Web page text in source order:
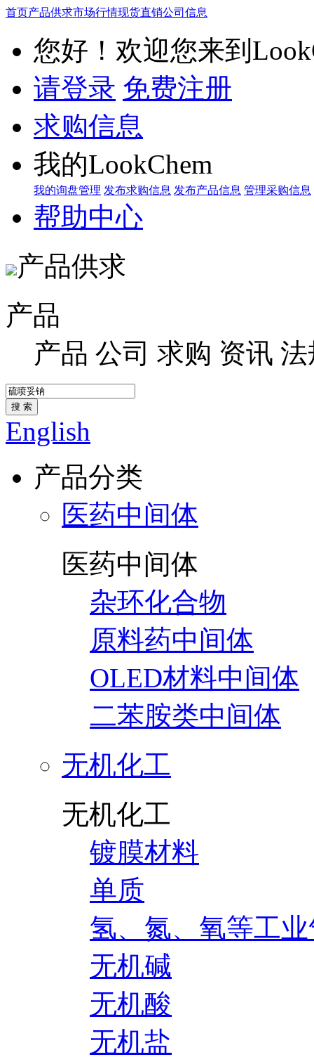
首页产品供求市场行情现货直销公司信息
您好！欢迎您来到
请登录 免费注册
求购信息
我的LookChem
我的询盘管理 发布求购信息 发布产品信息 管理采购信息
帮助中心
产品供求
产品
产品 公司 求购 资讯 法
搜 索
English
产品分类
医药中间体
医药中间体
杂环化合物
原料药中间体
OLED材料中间体
二苯胺类中间体
无机化工
无机化工
镀膜材料
单质
氢、氮、氧等工
无机碱
无机酸
无机盐